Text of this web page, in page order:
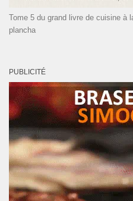
Tome 5 du grand livre de cuisine à
plancha
PUBLICITÉ